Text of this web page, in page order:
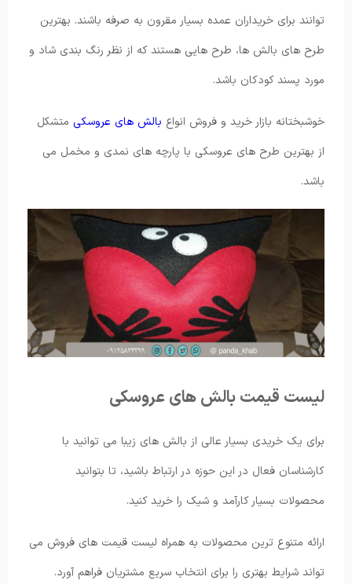
توانند برای خریداران عمده بسیار مقرون به صرفه باشند. بهترین
طرح های بالش ها، طرح هایی هستند که از نظر رنگ بندی شاد و
مورد پسند کودکان باشد.
خوشبختانه بازار خرید و فروش انواع بالش های عروسکی متشکل
از بهترین طرح های عروسکی با پارچه های نمدی و مخمل می
باشد.
لیست قیمت بالش های عروسکی
برای یک خریدی بسیار عالی از بالش های زیبا می توانید با
کارشناسان فعال در این حوزه در ارتباط باشید، تا بتوانید
محصولات بسیار کارآمد و شیک را خرید کنید.
ارائه متنوع ترین محصولات به همراه لیست قیمت های فروش می
تواند شرایط بهتری را برای انتخاب سریع مشتریان فراهم آورد.